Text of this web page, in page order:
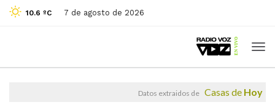
10.6 ºC 7 de agosto de 2026
Datos extraidos de Casas de Hoy